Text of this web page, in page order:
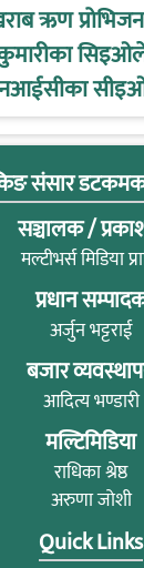
ऋण प्रोभिजन
संसार
सञ्चालक /
मल्टीभर्स मिडिया
प्रधान
अर्जुन भट्टराई
बजार
आदित्य भण्डारी
मल्टिमिडिया
राधिका श्रेष्ठ
अरुणा जोशी
Quick Links